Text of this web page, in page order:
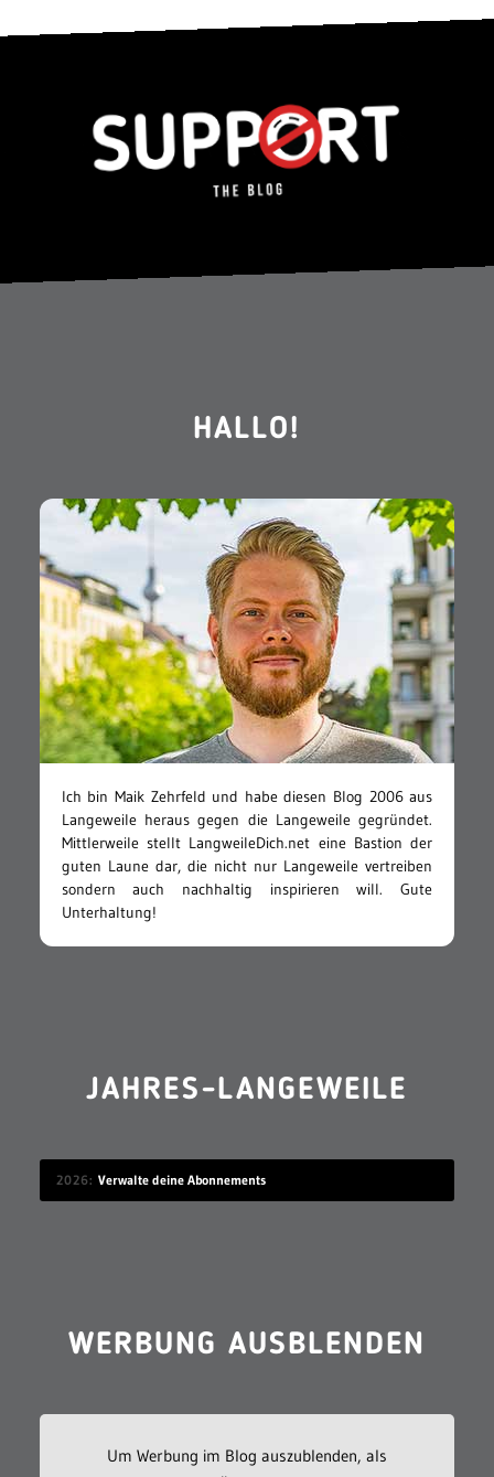
HALLO!
Ich bin Maik Zehrfeld und habe diesen Blog 2006 aus
Langeweile heraus gegen die Langeweile gegründet.
Mittlerweile stellt LangweileDich.net eine Bastion der
guten Laune dar, die nicht nur Langeweile vertreiben
sondern auch nachhaltig inspirieren will. Gute
Unterhaltung!
JAHRES-LANGEWEILE
2026 Verwalte deine Abonnements
WERBUNG AUSBLENDEN
Um Werbung im Blog auszublenden, als